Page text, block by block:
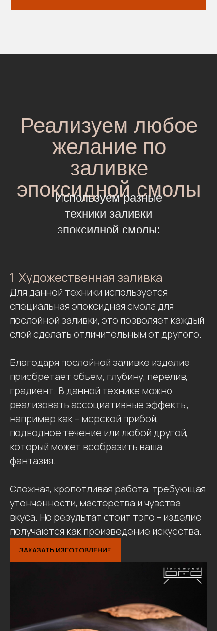
Реализуем любое
желание по
заливке
эпоксидной смолы
Используем разные
техники заливки
эпоксидной смолы:
1. Художественная заливка
Для данной техники используется
специальная эпоксидная смола для
послойной заливки, это позволяет каждый
слой сделать отличительным от другого.
Благодаря послойной заливке изделие
приобретает объем, глубину, перелив,
градиент. В данной технике можно
реализовать ассоциативные эффекты,
например как – морской прибой,
подводное течение или любой другой,
который может вообразить ваша
фантазия.
Сложная, кропотливая работа, требующая
утонченности, мастерства и чувства
вкуса. Но результат стоит того – изделие
получаются как произведение искусства.
ЗАКАЗАТЬ ИЗГОТОВЛЕНИЕ